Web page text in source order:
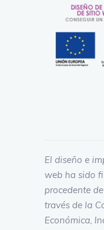
El diseño e
web ha sido
procedente
través de la
Económica,